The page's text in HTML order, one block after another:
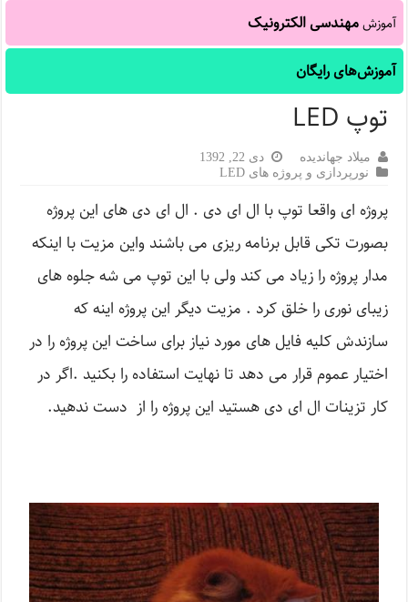
آموزشمهندسی الکترونیک
آموزش‌های رایگان
توپ LED
میلاد جهاندیده
دی 22, 1392
نورپردازی و پروژه های LED
پروژه ای واقعا توپ با ال ای دی . ال ای دی های این پروژه
بصورت تکی قابل برنامه ریزی می باشند واین مزیت با اینکه
مدار پروژه را زیاد می کند ولی با این توپ می شه جلوه های
زیبای نوری را خلق کرد . مزیت دیگر این پروژه اینه که
سازندش کلیه فایل های مورد نیاز برای ساخت این پروژه را در
اختیار عموم قرار می دهد تا نهایت استفاده را بکنید .اگر در
کار تزینات ال ای دی هستید این پروژه را از دست ندهید.